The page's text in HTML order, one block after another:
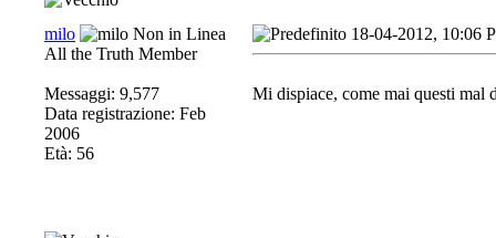
milo
All the Truth Member
Messaggi: 9,577
Data registrazione: Feb
2006
Età: 56
18-04-2012, 10:06
Mi dispiace, come mai questi mal